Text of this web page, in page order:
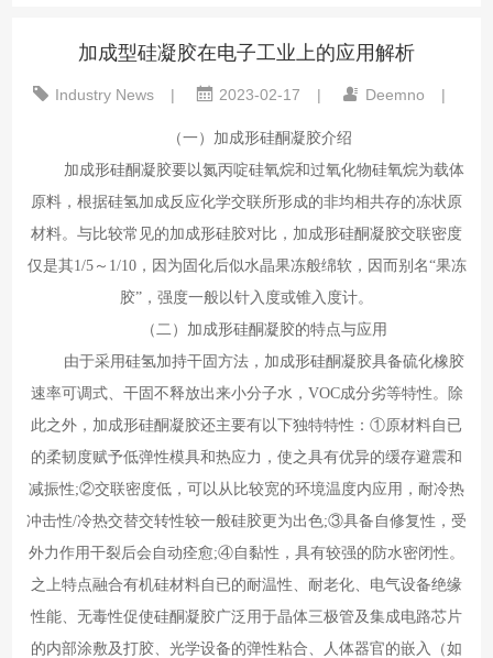
加成型硅凝胶在电子工业上的应用解析
Industry News | 2023-02-17 | Deemno |
（一）加成形硅酮凝胶介绍
加成形硅酮凝胶要以氮丙啶硅氧烷和过氧化物硅氧烷为载体
原料，根据硅氢加成反应化学交联所形成的非均相共存的冻状原
材料。与比较常见的加成形硅胶对比，加成形硅酮凝胶交联密度
仅是其1/5～1/10，因为固化后似水晶果冻般绵软，因而别名“果冻
胶”，强度一般以针入度或锥入度计。
（二）加成形硅酮凝胶的特点与应用
由于采用硅氢加持干固方法，加成形硅酮凝胶具备硫化橡胶
速率可调式、干固不释放出来小分子水，VOC成分劣等特性。除
此之外，加成形硅酮凝胶还主要有以下独特特性：①原材料自已
的柔韧度赋予低弹性模具和热应力，使之具有优异的缓存避震和
减振性;②交联密度低，可以从比较宽的环境温度内应用，耐冷热
冲击性/冷热交替交转性较一般硅胶更为出色;③具备自修复性，受
外力作用干裂后会自动痊愈;④自黏性，具有较强的防水密闭性。
之上特点融合有机硅材料自已的耐温性、耐老化、电气设备绝缘
性能、无毒性促使硅酮凝胶广泛用于晶体三极管及集成电路芯片
的内部涂敷及打胶、光学设备的弹性粘合、人体器官的嵌入（如